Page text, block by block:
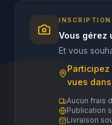
INSCRIPTION
Vous gérez
Et vous
vues
Aucun frais
Publication
Livraison